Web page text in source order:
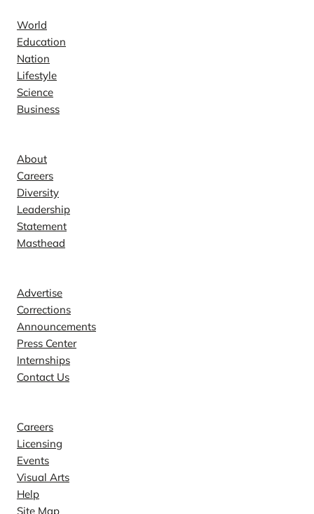
World
Education
Nation
Lifestyle
Science
Business
About
Careers
Diversity
Leadership
Statement
Masthead
Advertise
Corrections
Announcements
Press Center
Internships
Contact Us
Careers
Licensing
Events
Visual Arts
Help
Site Map